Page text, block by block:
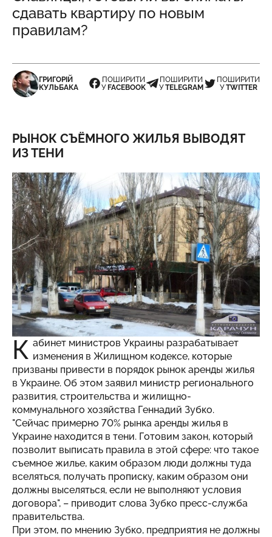
сдавать квартиру по новым
правилам?
ГРИГОРІЙ
КУЛЬБАКА
ПОШИРИТИ
У FACEBOOK
ПОШИРИТИ
УTELEGRAM
ПОШИРИТИ
УTWITTER
РЫНОК СЪЁМНОГО ЖИЛЬЯ ВЫВОДЯТ
ИЗ ТЕНИ
К абинет министров Украины разрабатывает
изменения в Жилищном кодексе, которые
призваны привести в порядок рынок аренды жилья
в Украине. Об этом заявил министр регионального
развития, строительства и жилищно-
коммунального хозяйства Геннадий Зубко.
"Сейчас примерно 70% рынка аренды жилья в
Украине находится в тени. Готовим закон, который
позволит выписать правила в этой сфере: что такое
съемное жилье, каким образом люди должны туда
вселяться, получать прописку, каким образом они
должны выселяться, если не выполняют условия
договора", – приводит слова Зубко пресс-служба
правительства.
При этом, по мнению Зубко, предприятия не должны